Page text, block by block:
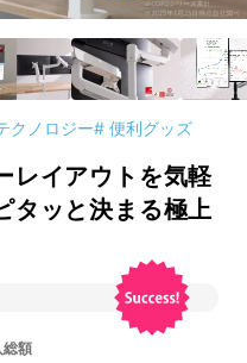
クノロジー# 便利グッズ
レイアウトを気軽
タッと決まる極上
総額